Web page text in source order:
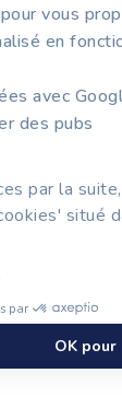
vous
en
avec
des pubs
par la
situé
par
OK pour
CGUCGS